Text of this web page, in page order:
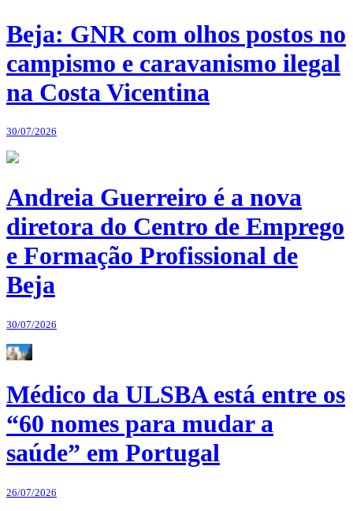
Beja: GNR com olhos postos no
campismo e caravanismo ilegal
na Costa Vicentina
30/07/2026
Andreia Guerreiro é a nova
diretora do Centro de Emprego
e Formação Profissional de
Beja
30/07/2026
Médico da ULSBA está entre os
“60 nomes para mudar a
saúde” em Portugal
26/07/2026